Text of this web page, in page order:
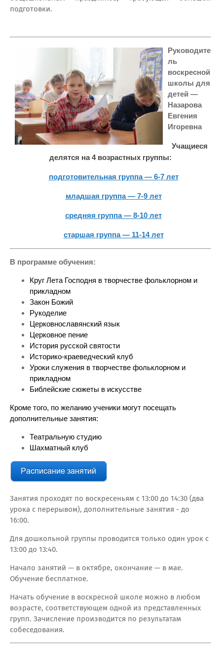
подготовки.
Руководите
ль
воскресной
школы для
детей —
Назарова
Евгения
Игоревна
Учащиеся
делятся на 4 возрастных группы:
подготовительная группа — 6-7 лет
младшая группа — 7-9 лет
средняя группа — 8-10 лет
старшая группа — 11-14 лет
В программе обучения:
Круг Лета Господня в творчестве фольклорном и
прикладном
Закон Божий
Рукоделие
Церковнославянский язык
Церковное пение
История русской святости
Историко-краеведческий клуб
Уроки служения в творчестве фольклорном и
прикладном
Библейские сюжеты в искусстве
Кроме того, по желанию ученики могут посещать
дополнительные занятия:
Театральную студию
Шахматный клуб
Занятия проходят по воскресеньям с 13:00 до 14:30 (два
урока с перерывом), дополнительные занятия - до
16:00.
Для дошкольной группы проводится только один урок с
13:00 до 13:40.
Начало занятий — в октябре, окончание — в мае.
Обучение бесплатное.
Начать обучение в воскресной школе можно в любом
возрасте, соответствующем одной из представленных
групп. Зачисление производится по результатам
собеседования.